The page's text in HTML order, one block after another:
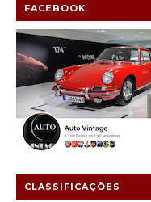
FACEBOOK
CLASSIFICAÇÕES